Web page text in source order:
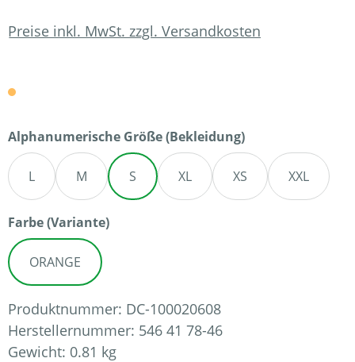
Preise inkl. MwSt. zzgl. Versandkosten
Alphanumerische Größe (Bekleidung)auswählen
L M S XL XS XXL
Farbe (Variante)auswählen
ORANGE
Produktnummer: DC-100020608
Herstellernummer: 546 41 78-46
Gewicht: 0.81 kg